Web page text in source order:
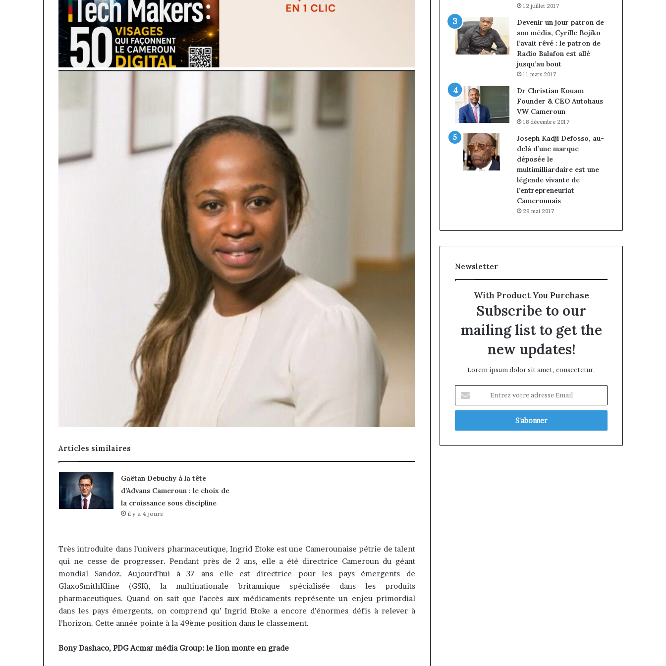
Articles similaires
Gaëtan Debuchy à la tête
d’Advans Cameroun : le choix de
la croissance sous discipline
il y a 4 jours
Très introduite dans l’univers pharmaceutique, Ingrid Etoke est une Camerounaise pétrie de talent
qui ne cesse de progresser. Pendant près de 2 ans, elle a été directrice Cameroun du géant
mondial Sandoz. Aujourd’hui à 37 ans elle est directrice pour les pays émergents de
GlaxoSmithKline (GSK), la multinationale britannique spécialisée dans les produits
pharmaceutiques. Quand on sait que l’accès aux médicaments représente un enjeu primordial
dans les pays émergents, on comprend qu’ Ingrid Etoke a encore d’énormes défis à relever à
l’horizon. Cette année pointe à la 49ème position dans le classement.
Bony Dashaco, PDG Acmar média Group: le lion monte en grade
12 juillet 2017
Devenir un jour patron de
son média, Cyrille Bojiko
l’avait rêvé : le patron de
Radio Balafon est allé
jusqu’au bout
11 mars 2017
Dr Christian Kouam
Founder & CEO Autohaus
VW Cameroun
18 décembre 2017
Joseph Kadji Defosso, au-
delà d’une marque
déposée le
multimilliardaire est une
légende vivante de
l’entrepreneuriat
Camerounais
29 mai 2017
Newsletter
With Product You Purchase
Subscribe to our
mailing list to get the
new updates!
Lorem ipsum dolor sit amet, consectetur.
votre
adresse